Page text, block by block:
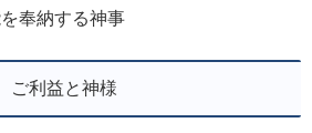
奉納する神事
ご利益と神様